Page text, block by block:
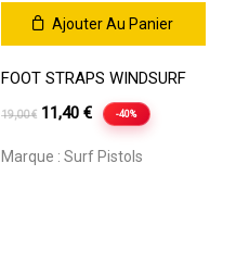
Ajouter Au Panier
FOOT STRAPS WINDSURF
19,00€ Le
initial
11,40€Le
prix
actuel
-40%
Marque :Surf Pistols